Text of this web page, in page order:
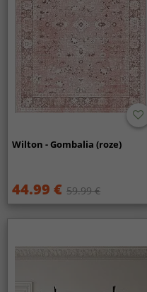
Wilton - Gombalia (roze)
44.99 € 59.99 €